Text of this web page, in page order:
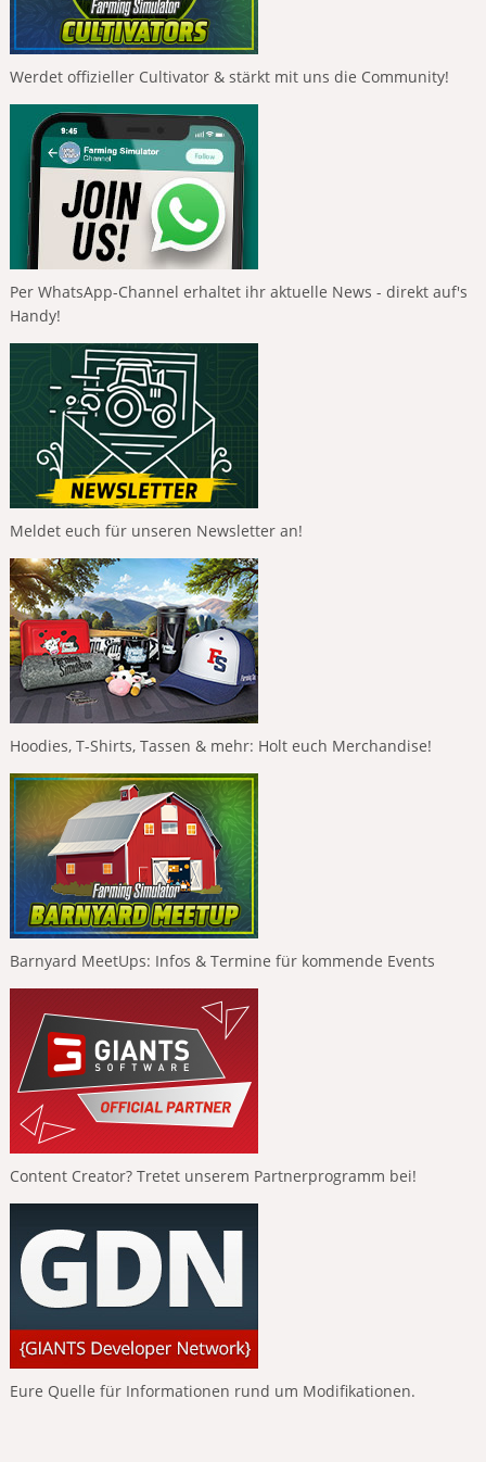
Werdet offizieller Cultivator & stärkt mit uns die Community!
Per WhatsApp-Channel erhaltet ihr aktuelle News - direkt auf's
Handy!
Meldet euch für unseren Newsletter an!
Hoodies, T-Shirts, Tassen & mehr: Holt euch Merchandise!
Barnyard MeetUps: Infos & Termine für kommende Events
Content Creator? Tretet unserem Partnerprogramm bei!
Eure Quelle für Informationen rund um Modifikationen.